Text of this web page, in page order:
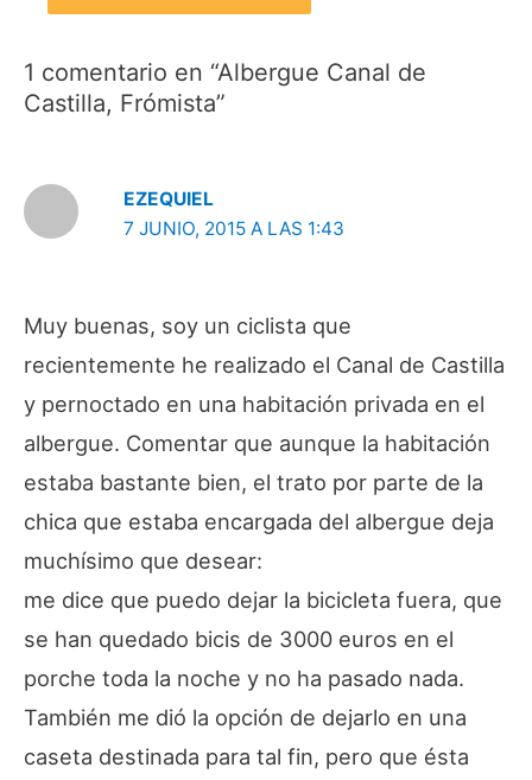
1 comentario en “Albergue Canal de
Castilla, Frómista”
EZEQUIEL
7 JUNIO, 2015 A LAS 1:43
Muy buenas, soy un ciclista que
recientemente he realizado el Canal de Castilla
y pernoctado en una habitación privada en el
albergue. Comentar que aunque la habitación
estaba bastante bien, el trato por parte de la
chica que estaba encargada del albergue deja
muchísimo que desear:
me dice que puedo dejar la bicicleta fuera, que
se han quedado bicis de 3000 euros en el
porche toda la noche y no ha pasado nada.
También me dió la opción de dejarlo en una
caseta destinada para tal fin, pero que ésta